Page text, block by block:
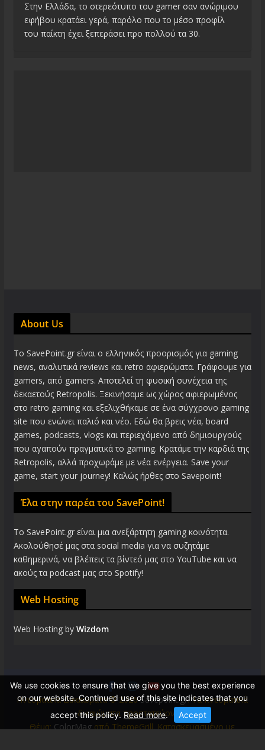
Στην Ελλάδα, το στερεότυπο του gamer σαν ανώριμου
εφήβου κρατάει γερά, παρόλο που το μέσο προφίλ
του παίκτη έχει ξεπεράσει προ πολλού τα 30.
About Us
Το SavePoint.gr είναι ο ελληνικός προορισμός για gaming
news, αναλυτικά reviews και retro αφιερώματα. Γράφουμε για
gamers, από gamers. Αποτελεί τη φυσική συνέχεια της
δεκαετούς Retropolis. Ξεκινήσαμε ως χώρος αφιερωμένος
στο retro gaming και εξελιχθήκαμε σε ένα σύγχρονο gaming
site που ενώνει παλιό και νέο. Εδώ θα βρεις νέα, board
games, podcasts, vlogs και περιεχόμενο από δημιουργούς
που αγαπούν πραγματικά το gaming. Κρατάμε την καρδιά της
Retropolis, αλλά προχωράμε με νέα ενέργεια. Save your
game, start your journey! Καλώς ήρθες στο Savepoint!
Έλα στην παρέα του SavePoint!
Το SavePoint.gr είναι μια ανεξάρτητη gaming κοινότητα.
Ακολούθησέ μας στα social media για να συζητάμε
καθημερινά, να βλέπεις τα βίντεό μας στο YouTube και να
ακούς τα podcast μας στο Spotify!
Web Hosting
Web Hosting by Wizdom
Πνευματικά Δικαιώματα © 2026Savepoint.gr. Τα πνευματικά
δικαιώματα προστατεύονται.
Θέμα:ColorMagαπό ThemeGrill. Κατασκευασμένο με
We use cookies to ensure that we give you the best experience
on our website. Continued use of this site indicates that you
accept this policy.Read more. Accept